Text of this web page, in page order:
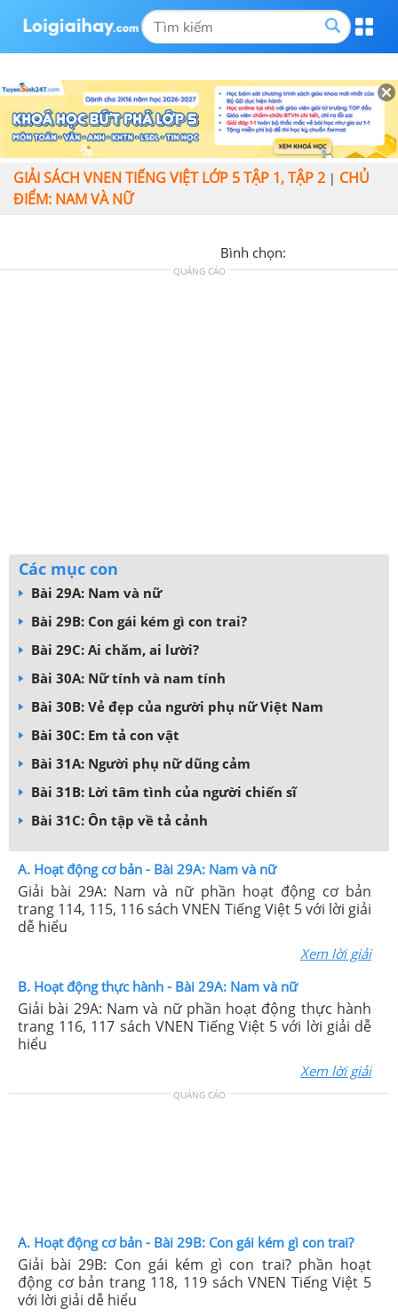
GIẢI SÁCH VNEN TIẾNG VIỆT LỚP 5 TẬP 1, TẬP 2 | CHỦ
ĐIỂM: NAM VÀ NỮ
Bình chọn:
QUẢNG CÁO
Các mục con
Bài 29A: Nam và nữ
Bài 29B: Con gái kém gì con trai?
Bài 29C: Ai chăm, ai lười?
Bài 30A: Nữ tính và nam tính
Bài 30B: Vẻ đẹp của người phụ nữ Việt Nam
Bài 30C: Em tả con vật
Bài 31A: Người phụ nữ dũng cảm
Bài 31B: Lời tâm tình của người chiến sĩ
Bài 31C: Ôn tập về tả cảnh
A. Hoạt động cơ bản - Bài 29A: Nam và nữ
Giải bài 29A: Nam và nữ phần hoạt động cơ bản
trang 114, 115, 116 sách VNEN Tiếng Việt 5 với lời giải
dễ hiểu
Xem lời giải
B. Hoạt động thực hành - Bài 29A: Nam và nữ
Giải bài 29A: Nam và nữ phần hoạt động thực hành
trang 116, 117 sách VNEN Tiếng Việt 5 với lời giải dễ
hiểu
Xem lời giải
QUẢNG CÁO
A. Hoạt động cơ bản - Bài 29B: Con gái kém gì con trai?
Giải bài 29B: Con gái kém gì con trai? phần hoạt
động cơ bản trang 118, 119 sách VNEN Tiếng Việt 5
với lời giải dễ hiểu